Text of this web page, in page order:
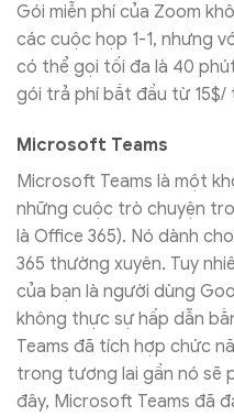
Gói miễn phí của Zoom
các cuộc họp 1-1, nhưng
có thể gọi tối đa là 40
gói trả phí bắt đầu từ 15$/
Microsoft Teams
Microsoft Teams là một
những cuộc trò chuyện
là Office 365). Nó dành
365 thường xuyên. Tuy
của bạn là người dùng
không thực sự hấp dẫn
Teams đã tích hợp chức
trong tương lai gần nó sẽ
đây, Microsoft Teams đã